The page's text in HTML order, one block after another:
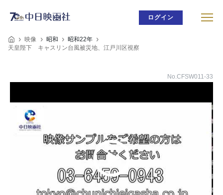
ログイン
映像 昭和
昭和22年
天皇陛下 キャスリン台風被災地、江戸川区視察
No.CFSW011-33